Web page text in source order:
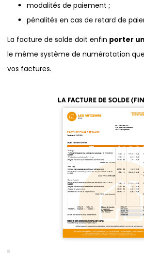
modalités de paiement ;
pénalités en cas de retard de
La facture de solde doit enfin porter
le même système de numérotation
vos factures.